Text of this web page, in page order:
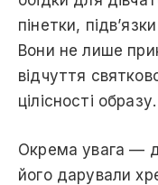
пінетки,
Вони не лише
відчуття
цілісності образу.
Окрема увага —
його дарували